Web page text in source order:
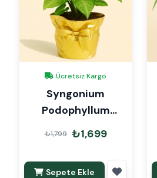
Ücretsiz Kargo
Syngonium
Podophyllum
Hediye Paketli
₺1,799 ₺1,699
Sepete Ekle